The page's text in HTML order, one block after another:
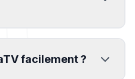
facilement ?